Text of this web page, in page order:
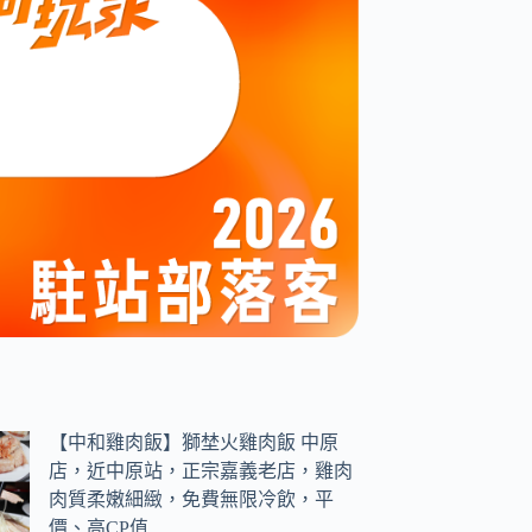
【中和雞肉飯】獅埜火雞肉飯 中原
店，近中原站，正宗嘉義老店，雞肉
肉質柔嫩細緻，免費無限冷飲，平
價、高CP值